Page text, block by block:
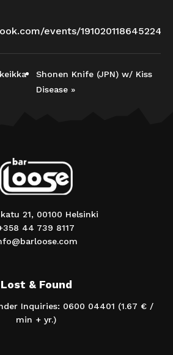
events/1910201186452245
Shonen Knife (JPN) w/ Kiss
Disease »
21, 00100 Helsinki
44 739 8117
Lost & Found
Inquiries: 0600 04401 (1.67 € /
min + yr.)